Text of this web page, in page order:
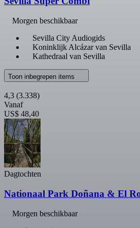
Morgen beschikbaar
Sevilla City Audiogids
Koninklijk Alcázar van Sevilla
Kathedraal van Sevilla
Toon inbegrepen items
4,3 (3.338)
Vanaf
US$ 48,40
Dagtochten
Nationaal Park Doñana & El
Morgen beschikbaar